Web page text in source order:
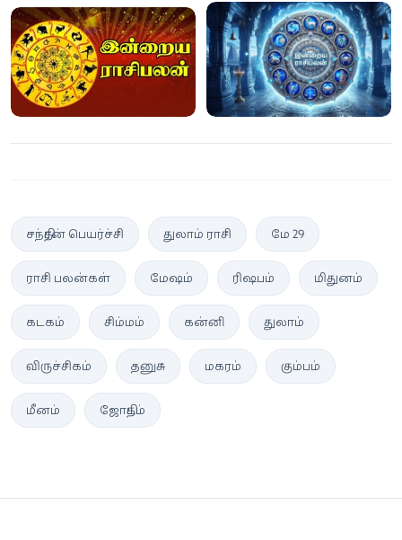
பெறப்போகும் ராசிகள்!
யோகம்.. 6
ராசிக்காரர்களுக்கு பண
வரவு அதிகரிக்கும்
சந்திரன் பெயர்ச்சி துலாம் ராசி மே 29
ராசி பலன்கள் மேஷம் ரிஷபம் மிதுனம்
கடகம் சிம்மம் கன்னி துலாம்
விருச்சிகம் தனுசு மகரம் கும்பம்
மீனம் ஜோதிடம்